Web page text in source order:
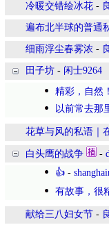
冷暖交错绘冰花 -
遍布北半球的普通
细雨浮尘春雾浓 -
田子坊 - 闲士9264
精彩，自然
以前常去那
花草与风的私语｜
白头鹰的战争 -
👍 -
有故事，很
献给三八妇女节 -